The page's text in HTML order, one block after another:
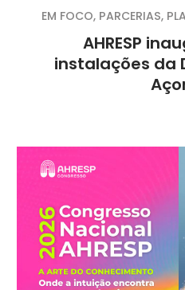
AHRESP
instalações da
EM FOCO, PARCERIAS,